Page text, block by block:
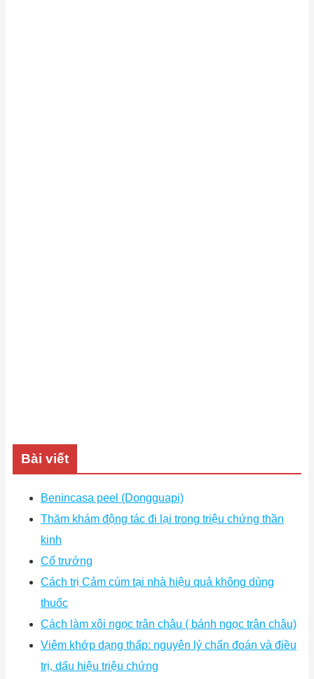
Bài viết
Benincasa peel (Dongguapi)
Thăm khám động tác đi lại trong triệu chứng thần
kinh
Cổ trướng
Cách trị Cảm cúm tại nhà hiệu quả không dùng
thuốc
Cách làm xôi ngọc trân châu ( bánh ngọc trân châu)
Viêm khớp dạng thấp: nguyên lý chẩn đoán và điều
trị, dấu hiệu triệu chứng